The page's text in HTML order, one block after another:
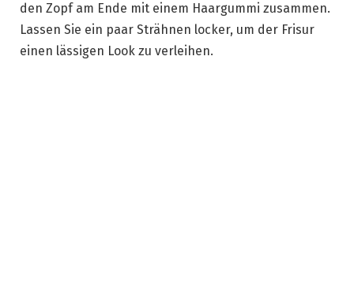
den Zopf am Ende mit einem Haargummi zusammen.
Lassen Sie ein paar Strähnen locker, um der Frisur
einen lässigen Look zu verleihen.